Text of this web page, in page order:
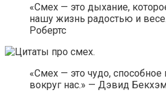
«Смех — это дыхание,
нашу жизнь радостью и
Робертс
«Смех — это чудо, способное
вокруг нас.» — Дэвид